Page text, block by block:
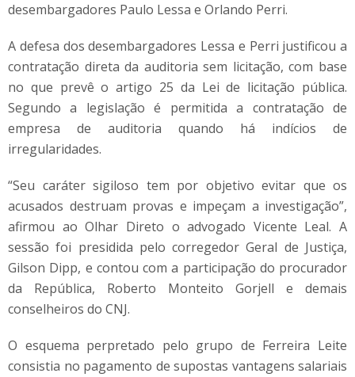
desembargadores Paulo Lessa e Orlando Perri.
A defesa dos desembargadores Lessa e Perri justificou a
contratação direta da auditoria sem licitação, com base
no que prevê o artigo 25 da Lei de licitação pública.
Segundo a legislação é permitida a contratação de
empresa de auditoria quando há indícios de
irregularidades.
“Seu caráter sigiloso tem por objetivo evitar que os
acusados destruam provas e impeçam a investigação”,
afirmou ao Olhar Direto o advogado Vicente Leal. A
sessão foi presidida pelo corregedor Geral de Justiça,
Gilson Dipp, e contou com a participação do procurador
da República, Roberto Monteito Gorjell e demais
conselheiros do CNJ.
O esquema perpretado pelo grupo de Ferreira Leite
consistia no pagamento de supostas vantagens salariais